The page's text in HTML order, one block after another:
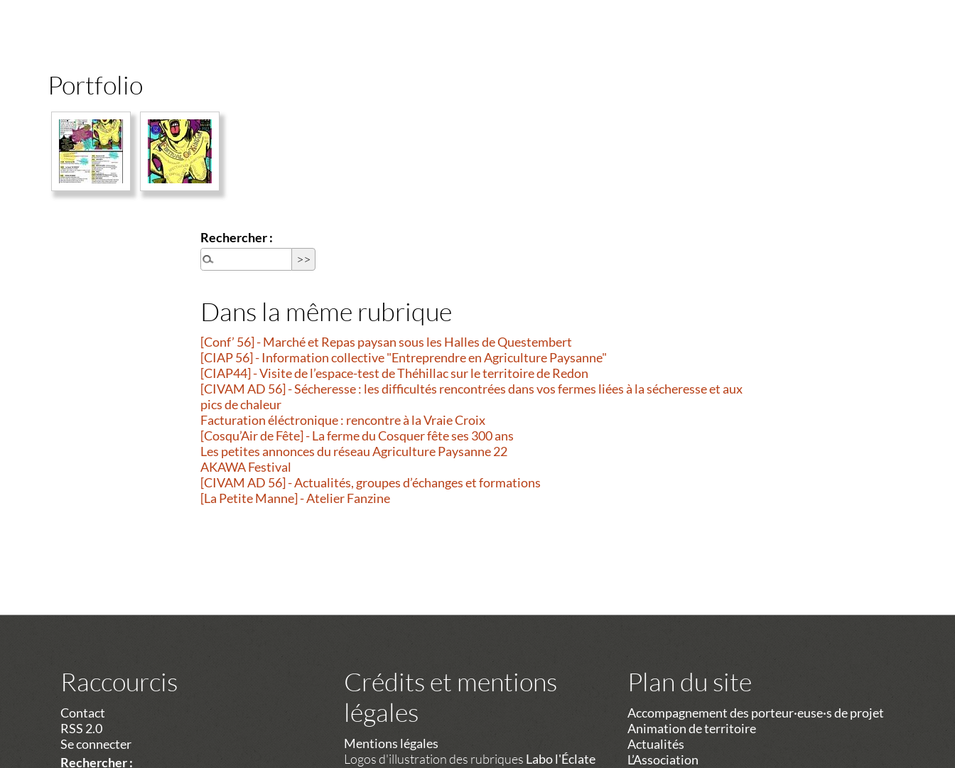
Portfolio
Rechercher :
Dans la même rubrique
[Conf’ 56] - Marché et Repas paysan sous les Halles de Questembert
[CIAP 56] - Information collective "Entreprendre en Agriculture Paysanne"
[CIAP44] - Visite de l’espace-test de Théhillac sur le territoire de Redon
[CIVAM AD 56] - Sécheresse : les difficultés rencontrées dans vos fermes liées à la sécheresse et aux
pics de chaleur
Facturation éléctronique : rencontre à la Vraie Croix
[Cosqu’Air de Fête] - La ferme du Cosquer fête ses 300 ans
Les petites annonces du réseau Agriculture Paysanne 22
AKAWA Festival
[CIVAM AD 56] - Actualités, groupes d’échanges et formations
[La Petite Manne] - Atelier Fanzine
Raccourcis
Contact
RSS 2.0
Se connecter
Rechercher :
Crédits et mentions
légales
Mentions légales
Logos d'illustration des rubriques Labo l'Éclate
Plan du site
Accompagnement des porteur·euse·s de projet
Animation de territoire
Actualités
L’Association